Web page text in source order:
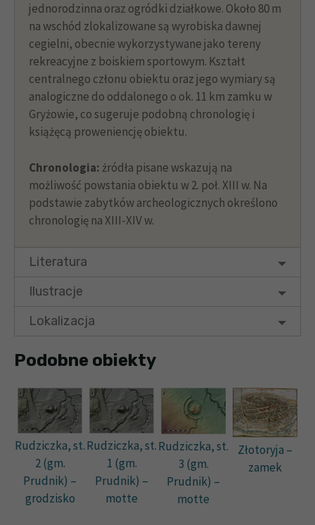
jednorodzinna oraz ogródki działkowe. Około 80 m
na wschód zlokalizowane są wyrobiska dawnej
cegielni, obecnie wykorzystywane jako tereny
rekreacyjne z boiskiem sportowym. Kształt
centralnego członu obiektu oraz jego wymiary są
analogiczne do oddalonego o ok. 11 km zamku w
Gryżowie, co sugeruje podobną chronologię i
książęcą proweniencję obiektu.
Chronologia:żródła pisane wskazują na
możliwość powstania obiektu w 2. poł. XIII w. Na
podstawie zabytków archeologicznych określono
chronologię na XIII-XIV w.
Literatura
Ilustracje
Lokalizacja
Podobne obiekty
Rudziczka, st.
2 (gm.
Prudnik) –
grodzisko
Rudziczka, st.
1 (gm.
Prudnik) –
motte
Rudziczka, st.
3 (gm.
Prudnik) –
motte
Złotoryja –
zamek